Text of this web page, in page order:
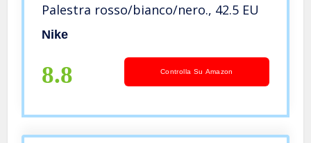
Palestra rosso/bianco/nero., 42.5 EU
Nike
8.8 Controlla Su Amazon